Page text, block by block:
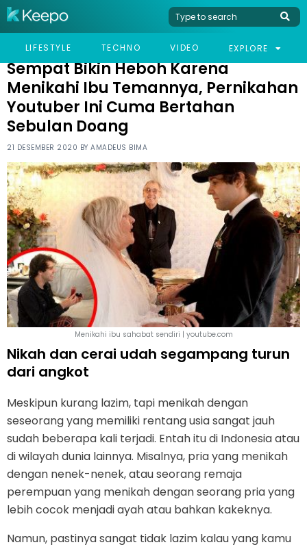
LIFESTYLE TECHNO VIDEO EXPLORE
HOME VIRAL
SEMPAT BIKIN HEBOH KARENA MENIKAHI IBU TEMANNYA,
Sempat Bikin Heboh Karena
Menikahi Ibu Temannya, Pernikahan
Youtuber Ini Cuma Bertahan
Sebulan Doang
21 DESEMBER 2020 BY AMADEUS BIMA
Menikahi ibu sahabat sendiri | youtube.com
Nikah dan cerai udah segampang turun
dari angkot
Meskipun kurang lazim, tapi menikah dengan
seseorang yang memiliki rentang usia sangat jauh
sudah beberapa kali terjadi. Entah itu di Indonesia atau
di wilayah dunia lainnya. Misalnya, pria yang menikah
dengan nenek-nenek, atau seorang remaja
perempuan yang menikah dengan seorang pria yang
lebih cocok menjadi ayah atau bahkan kakeknya.
Namun, pastinya sangat tidak lazim kalau yang kamu